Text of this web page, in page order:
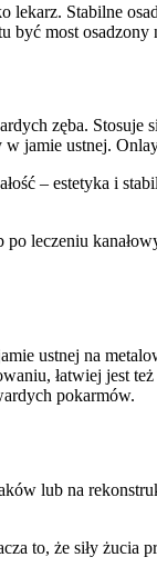
Stabilne
most
zęba.
jamie ustnej.
– estetyka i
leczeniu
ustnej na
łatwiej jest
pokarmów.
lub na
to, że siły żucia